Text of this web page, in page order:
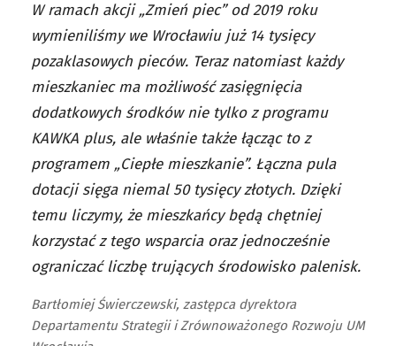
W ramach akcji „Zmień piec” od 2019 roku
wymieniliśmy we Wrocławiu już 14 tysięcy
pozaklasowych pieców. Teraz natomiast każdy
mieszkaniec ma możliwość zasięgnięcia
dodatkowych środków nie tylko z programu
KAWKA plus, ale właśnie także łącząc to z
programem „Ciepłe mieszkanie”. Łączna pula
dotacji sięga niemal 50 tysięcy złotych. Dzięki
temu liczymy, że mieszkańcy będą chętniej
korzystać z tego wsparcia oraz jednocześnie
ograniczać liczbę trujących środowisko palenisk.
Bartłomiej Świerczewski, zastępca dyrektora
Departamentu Strategii i Zrównoważonego Rozwoju UM